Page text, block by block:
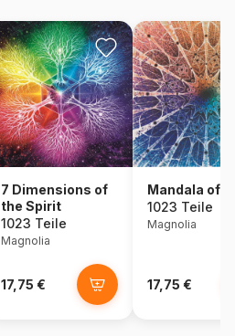
7 Dimensions of
the Spirit
1023 Teile
Magnolia
17,75 €
Mandala of
1023 Teile
Magnolia
17,75 €